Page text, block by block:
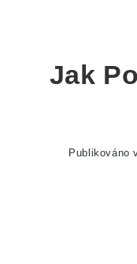
Jak
Publikováno